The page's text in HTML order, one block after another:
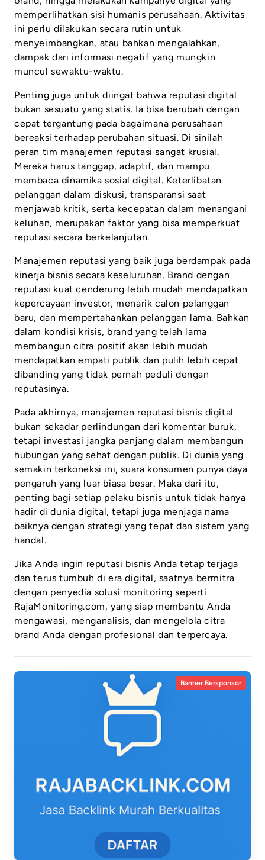
memperlihatkan sisi humanis perusahaan. Aktivitas
ini perlu dilakukan secara rutin untuk
menyeimbangkan, atau bahkan mengalahkan,
dampak dari informasi negatif yang mungkin
muncul sewaktu-waktu.
Penting juga untuk diingat bahwa reputasi digital
bukan sesuatu yang statis. Ia bisa berubah dengan
cepat tergantung pada bagaimana perusahaan
bereaksi terhadap perubahan situasi. Di sinilah
peran tim manajemen reputasi sangat krusial.
Mereka harus tanggap, adaptif, dan mampu
membaca dinamika sosial digital. Keterlibatan
pelanggan dalam diskusi, transparansi saat
menjawab kritik, serta kecepatan dalam menangani
keluhan, merupakan faktor yang bisa memperkuat
reputasi secara berkelanjutan.
Manajemen reputasi yang baik juga berdampak pada
kinerja bisnis secara keseluruhan. Brand dengan
reputasi kuat cenderung lebih mudah mendapatkan
kepercayaan investor, menarik calon pelanggan
baru, dan mempertahankan pelanggan lama. Bahkan
dalam kondisi krisis, brand yang telah lama
membangun citra positif akan lebih mudah
mendapatkan empati publik dan pulih lebih cepat
dibanding yang tidak pernah peduli dengan
reputasinya.
Pada akhirnya, manajemen reputasi bisnis digital
bukan sekadar perlindungan dari komentar buruk,
tetapi investasi jangka panjang dalam membangun
hubungan yang sehat dengan publik. Di dunia yang
semakin terkoneksi ini, suara konsumen punya daya
pengaruh yang luar biasa besar. Maka dari itu,
penting bagi setiap pelaku bisnis untuk tidak hanya
hadir di dunia digital, tetapi juga menjaga nama
baiknya dengan strategi yang tepat dan sistem yang
handal.
Jika Anda ingin reputasi bisnis Anda tetap terjaga
dan terus tumbuh di era digital, saatnya bermitra
dengan penyedia solusi monitoring seperti
RajaMonitoring.com, yang siap membantu Anda
mengawasi, menganalisis, dan mengelola citra
brand Anda dengan profesional dan terpercaya.
Banner Bersponsor